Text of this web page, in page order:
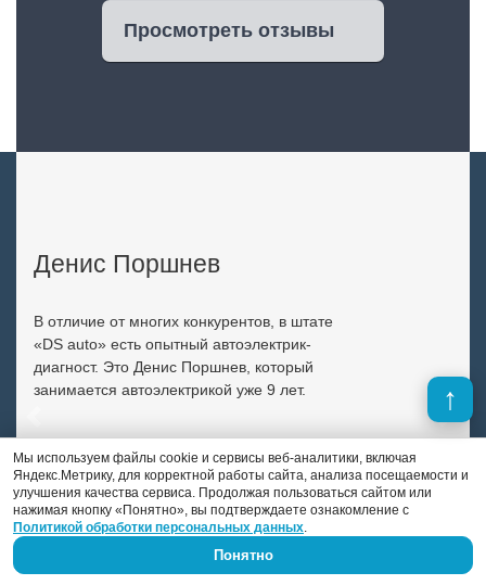
Просмотреть отзывы
Денис Поршнев
В отличие от многих конкурентов, в штате
«DS auto» есть опытный автоэлектрик-
диагност. Это Денис Поршнев, который
занимается автоэлектрикой уже 9 лет.
Next
Мы используем файлы cookie и сервисы веб-аналитики, включая
Яндекс.Метрику, для корректной работы сайта, анализа посещаемости и
улучшения качества сервиса. Продолжая пользоваться сайтом или
нажимая кнопку «Понятно», вы подтверждаете ознакомление с
Политикой обработки персональных данных.
Понятно